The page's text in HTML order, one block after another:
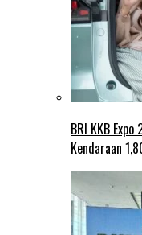
BRI KKB
Kendaraan